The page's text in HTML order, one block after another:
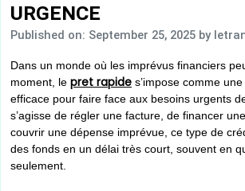
URGENCE
Published on: September 25, 2025 by
Dans un monde où les imprévus financiers
moment, le pret rapide s’impose comme
efficace pour faire face aux besoins urgents
s’agisse de régler une facture, de financer
couvrir une dépense imprévue, ce type de
des fonds en un délai très court, souvent en
seulement.